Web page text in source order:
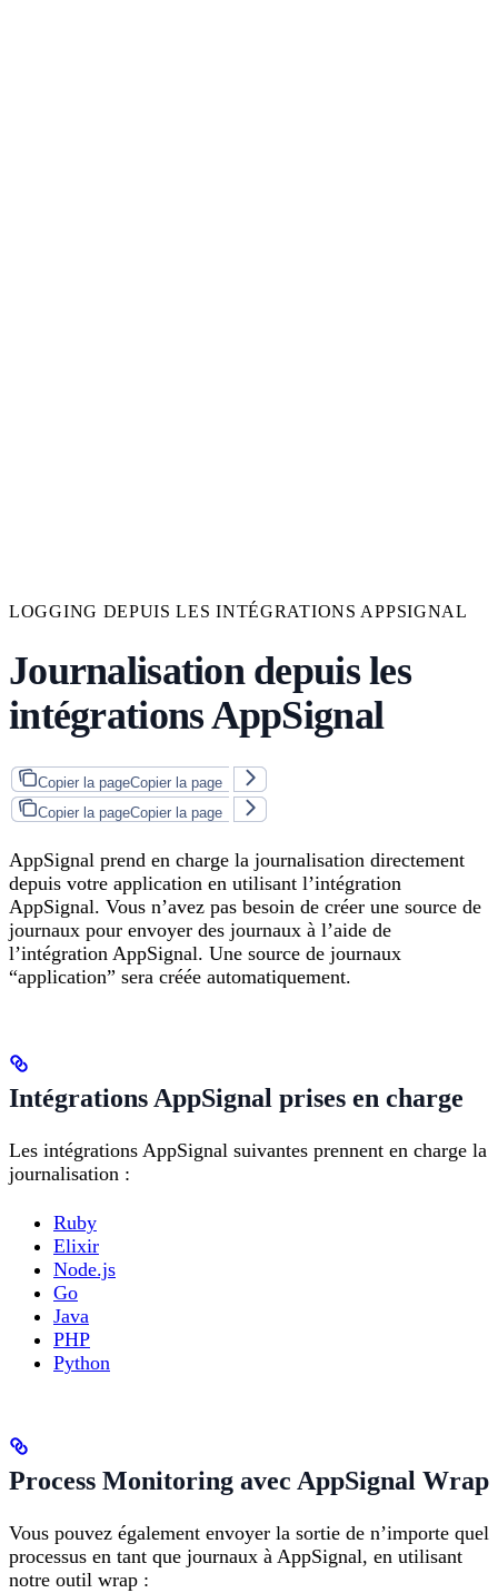
LOGGING DEPUIS LES INTÉGRATIONS APPSIGNAL
Journalisation depuis les
intégrations AppSignal
Copier la pageCopier la page
Copier la pageCopier la page
AppSignal prend en charge la journalisation directement
depuis votre application en utilisant l’intégration
AppSignal. Vous n’avez pas besoin de créer une source de
journaux pour envoyer des journaux à l’aide de
l’intégration AppSignal. Une source de journaux
“application” sera créée automatiquement.
Intégrations AppSignal prises en charge
Les intégrations AppSignal suivantes prennent en charge la
journalisation :
Ruby
Elixir
Node.js
Go
Java
PHP
Python
Process Monitoring avec AppSignal Wrap
Vous pouvez également envoyer la sortie de n’importe quel
processus en tant que journaux à AppSignal, en utilisant
notre outil wrap :